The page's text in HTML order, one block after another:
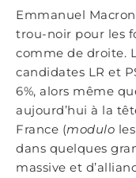
Emmanuel
trou-noir pour les
comme de droite.
candidates LR et
6%, alors même
aujourd’hui à la
France (modulo
dans quelques
massive et